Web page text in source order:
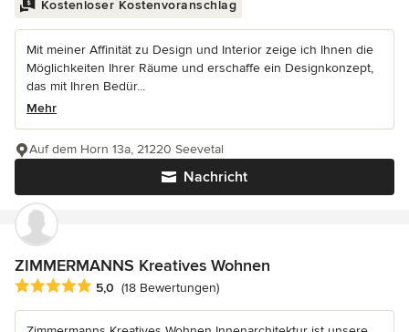
Kostenloser Kostenvoranschlag
Mit meiner Affinität zu Design und Interior zeige ich Ihnen die
Möglichkeiten Ihrer Räume und erschaffe ein Designkonzept,
das mit Ihren Bedür...
Mehr
Nachricht
Auf dem Horn 13a, 21220 Seevetal
ZIMMERMANNS Kreatives Wohnen
Durchschnittliche Bewertung: 5 von 5 Sternen
5,0 (18 Bewertungen)